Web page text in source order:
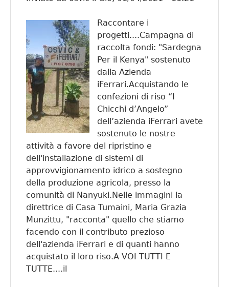
Raccontare i
progetti....Campagna di
raccolta fondi: "Sardegna
Per il Kenya" sostenuto
dalla Azienda
iFerrari.Acquistando le
confezioni di riso “I
Chicchi d’Angelo”
dell’azienda iFerrari avete
sostenuto le nostre
attività a favore del ripristino e
dell'installazione di sistemi di
approvvigionamento idrico a sostegno
della produzione agricola, presso la
comunità di Nanyuki.Nelle immagini la
direttrice di Casa Tumaini, Maria Grazia
Munzittu, "racconta" quello che stiamo
facendo con il contributo prezioso
dell'azienda iFerrari e di quanti hanno
acquistato il loro riso.A VOI TUTTI E
TUTTE....il